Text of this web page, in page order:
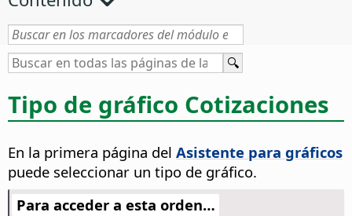
Tipo de gráfico Cotizaciones
En la primera página del Asistente para gráficos
puede seleccionar un tipo de gráfico.
Para acceder a esta orden…